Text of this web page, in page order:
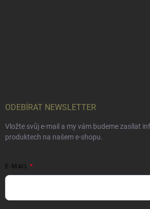
ODEBÍRAT NEWSLETTER
Vložte svůj e-mail a my vám budeme zasílat
produktech na našem e-shopu.
E-MAIL